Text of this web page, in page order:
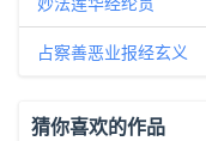
占察善恶业报经玄义
猜你喜欢的作品